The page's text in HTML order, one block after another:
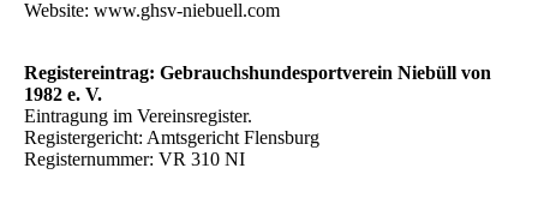
Website: www.ghsv-niebuell.com
Registereintrag: Gebrauchshundesportverein Niebüll von
1982 e. V.
Eintragung im Vereinsregister.
Registergericht: Amtsgericht Flensburg
Registernummer: VR 310 NI